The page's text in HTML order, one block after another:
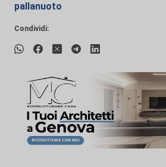
pallanuoto
Condividi: